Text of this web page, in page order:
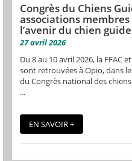
Congrès du Chiens
associations
l’avenir du chien guide
27 avril 2026
Du 8 au 10 avril 2026, la FFAC
sont retrouvées à Opio, dans
du Congrès national des
...
EN SAVOIR +